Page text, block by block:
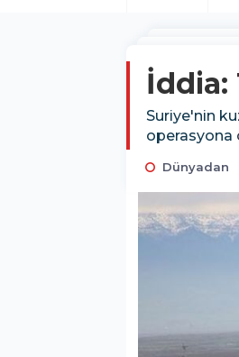
İddia:
Suriye'nin
operasyona
Dünyadan